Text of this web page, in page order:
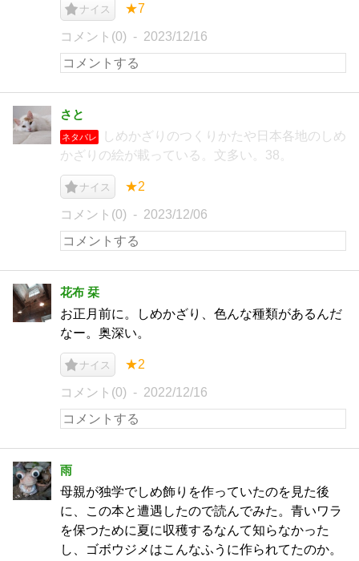
ナイス ★7
コメント(0) 2023/12/16
さと
ネタバレ
しめかざりのつくりかたや日本各地のしめ
かざりの絵が載っている。文多い。38。
ナイス ★2
コメント(0) 2023/12/06
花布 栞
お正月前に。しめかざり、色んな種類があるんだ
なー。奥深い。
ナイス ★2
コメント(0) 2022/12/16
雨
母親が独学でしめ飾りを作っていたのを見た後
に、この本と遭遇したので読んでみた。青いワラ
を保つために夏に収穫するなんて知らなかった
し、ゴボウジメはこんなふうに作られてたのか。